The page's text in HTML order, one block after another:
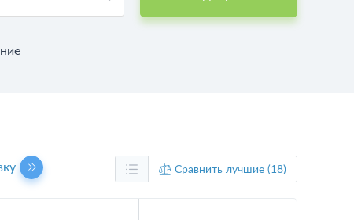
Сравнить лучшие (18)